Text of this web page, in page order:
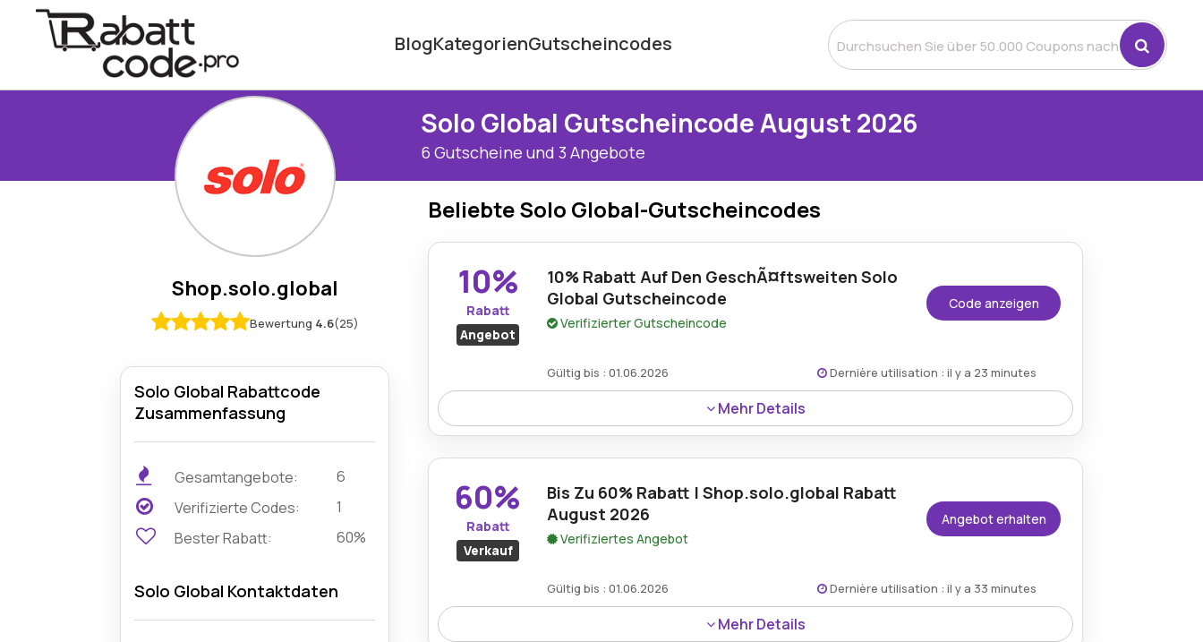
BlogKategorienGutscheincodes
Solo Global Gutscheincode August 2026
6 Gutscheine und 3 Angebote
Beliebte Solo Global-Gutscheincodes
10%
Rabatt
Angebot
10% Rabatt Auf Den GeschÃ¤ftsweiten Solo
Global Gutscheincode
Verifizierter Gutscheincode
Code anzeigen
Gültig bis : 01.06.2026 Dernière utilisation : il y a 23 minutes
Mehr Details
10% Rabatt auf die gesamte Produktpalette mit dem Solo Global Gutscheincode, der in dieser
Saison groÃŸe Ersparnisse auf jeden Artikel bietet, der bei shop.solo.global erhÃ¤ltlich ist.
60%
Rabatt
Verkauf
Bis Zu 60% Rabatt | Shop.solo.global Rabatt
August 2026
Verifiziertes Angebot
Angebot erhalten
Gültig bis : 01.06.2026 Dernière utilisation : il y a 33 minutes
Mehr Details
Shop.solo.global
Bewertung 4.6(25)
Solo Global Rabattcode
Zusammenfassung
Gesamtangebote:
6
Verifizierte Codes:
1
Bester Rabatt:
60%
Solo Global Kontaktdaten